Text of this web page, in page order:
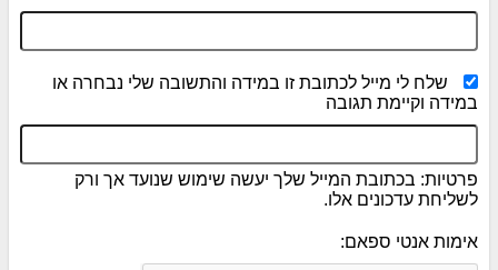
שלח לי מייל לכתובת זו במידה והתשובה שלי נבחרה או
במידה וקיימת תגובה
פרטיות: בכתובת המייל שלך יעשה שימוש שנועד אך ורק
לשליחת עדכונים אלו.
אימות אנטי ספאם: